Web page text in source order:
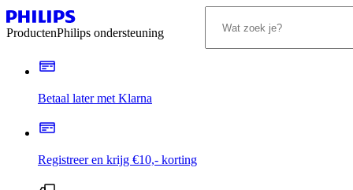
ProductenPhilips ondersteuning
Betaal later met Klarna
Registreer en krijg €10,- korting